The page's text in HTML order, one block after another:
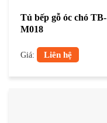
Tủ bếp gỗ óc chó TB-
M018
Giá: Liên hệ